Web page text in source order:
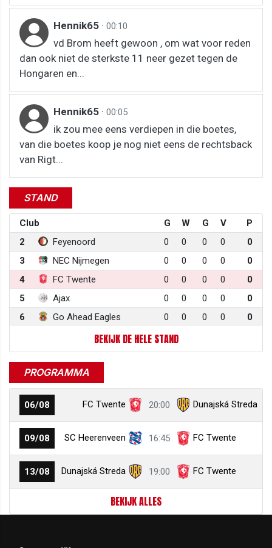
Hennik65 · 00:10
vd Brom heeft gewoon , om wat voor reden
dan ook niet de sterkste 11 neer gezet tegen de
Hongaren en...
Hennik65 · 00:05
ik zou mee eens verdiepen in die boetes,
van die boetes koop je nog niet eens de rechtsback
van Rigt...
STAND
Club G W G V
P
2
Feyenoord 0 0 0 0
0
3
NEC Nijmegen 0 0 0 0
0
4
FC Twente 0 0 0 0
0
5
Ajax 0 0 0 0
0
6
Go Ahead Eagles 0 0 0 0 0
BEKIJK DE HELE STAND
PROGRAMMA
06/08 FC Twente 20:00 Dunajská Streda
09/08 SC Heerenveen 16:45 FC Twente
13/08 Dunajská Streda 19:00 FC Twente
BEKIJK ALLES